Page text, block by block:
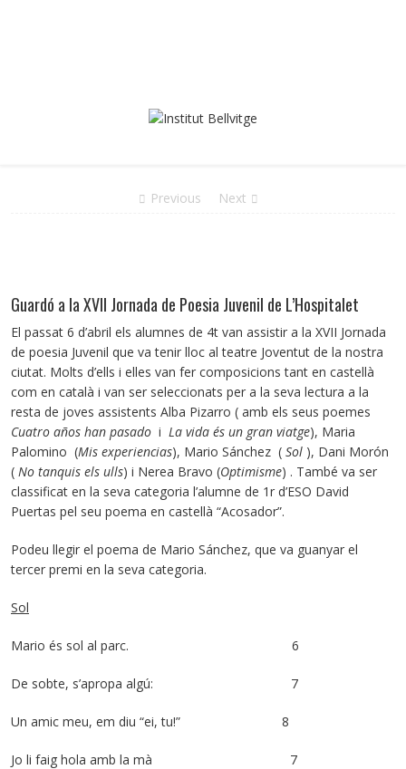
Previous Next
Guardó a la XVII Jornada de Poesia Juvenil de L’Hospitalet
El passat 6 d’abril els alumnes de 4t van assistir a la XVII Jornada
de poesia Juvenil que va tenir lloc al teatre Joventut de la nostra
ciutat. Molts d’ells i elles van fer composicions tant en castellà
com en català i van ser seleccionats per a la seva lectura a la
resta de joves assistents Alba Pizarro ( amb els seus poemes
Cuatro años han pasado i La vida és un gran viatge), Maria
Palomino (Mis experiencias), Mario Sánchez ( Sol ), Dani Morón
( No tanquis els ulls) i Nerea Bravo (Optimisme) . També va ser
classificat en la seva categoria l’alumne de 1r d’ESO David
Puertas pel seu poema en castellà “Acosador”.
Podeu llegir el poema de Mario Sánchez, que va guanyar el
tercer premi en la seva categoria.
Sol
Mario és sol al parc. 6
De sobte, s’apropa algú: 7
Un amic meu, em diu “ei, tu!” 8
Jo li faig hola amb la mà 7